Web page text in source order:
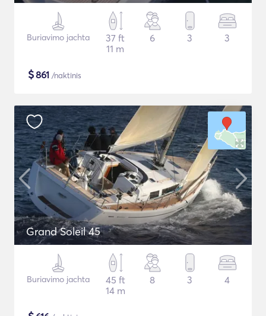
Buriavimo jachta
37 ft
11 m
6 3 3
$861 /naktinis
Grand Soleil 45
Buriavimo jachta
45 ft
14 m
8 3 4